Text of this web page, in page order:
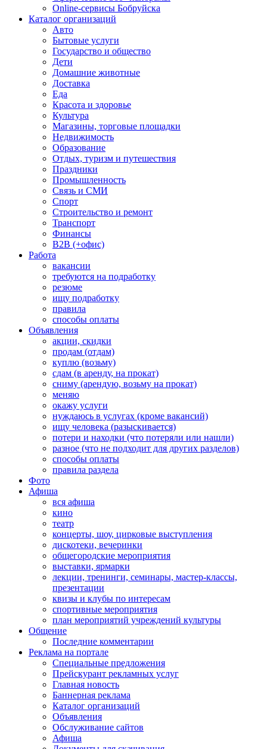
Online-сервисы Бобруйска
Каталог организаций
Авто
Бытовые услуги
Государство и общество
Дети
Домашние животные
Доставка
Еда
Красота и здоровье
Культура
Магазины, торговые площадки
Недвижимость
Образование
Отдых, туризм и путешествия
Праздники
Промышленность
Связь и СМИ
Спорт
Строительство и ремонт
Транспорт
Финансы
B2B (+офис)
Работа
вакансии
требуются на подработку
резюме
ищу подработку
правила
способы оплаты
Объявления
акции, скидки
продам (отдам)
куплю (возьму)
сдам (в аренду, на прокат)
сниму (арендую, возьму на прокат)
меняю
окажу услуги
нуждаюсь в услугах (кроме вакансий)
ищу человека (разыскивается)
потери и находки (что потеряли или нашли)
разное (что не подходит для других разделов)
способы оплаты
правила раздела
Фото
Афиша
вся афиша
кино
театр
концерты, шоу, цирковые выступления
дискотеки, вечеринки
общегородские мероприятия
выставки, ярмарки
лекции, тренинги, семинары, мастер-классы,
презентации
квизы и клубы по интересам
спортивные мероприятия
план мероприятий учреждений культуры
Общение
Последние комментарии
Реклама на портале
Специальные предложения
Прейскурант рекламных услуг
Главная новость
Баннерная реклама
Каталог организаций
Объявления
Обслуживание сайтов
Афиша